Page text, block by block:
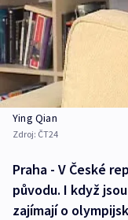
Ying Qian
Zdroj: ČT24
Praha - V České
původu. I když
zajímají o